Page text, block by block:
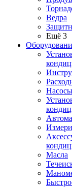
Ведра
Ещё 3
Масла